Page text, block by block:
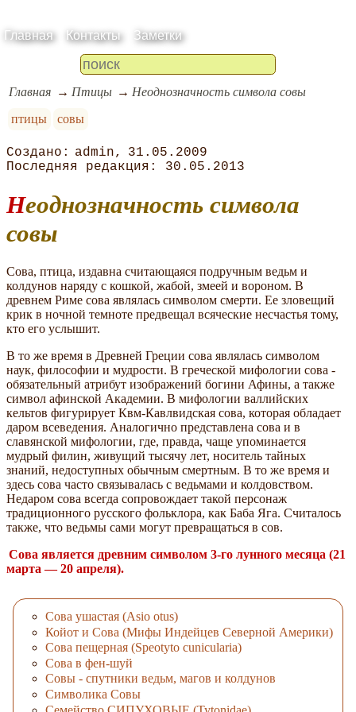
Главная Контакты Заметки
Главная Птицы
Неоднозначность символа совы
птицы
совы
admin
31.05.2009
30.05.2013
Неоднозначность символа
совы
Сова, птица, издавна считающаяся подручным ведьм и
колдунов наряду с кошкой, жабой, змеей и вороном. В
древнем Риме сова являлась символом смерти. Ее зловещий
крик в ночной темноте предвещал всяческие несчастья тому,
кто его услышит.
В то же время в Древней Греции сова являлась символом
наук, философии и мудрости. В греческой мифологии сова -
обязательный атрибут изображений богини Афины, а также
символ афинской Академии. В мифологии валлийских
кельтов фигурирует Квм-Кавлвидская сова, которая обладает
даром всеведения. Аналогично представлена сова и в
славянской мифологии, где, правда, чаще упоминается
мудрый филин, живущий тысячу лет, носитель тайных
знаний, недоступных обычным смертным. В то же время и
здесь сова часто связывалась с ведьмами и колдовством.
Недаром сова всегда сопровождает такой персонаж
традиционного русского фольклора, как Баба Яга. Считалось
также, что ведьмы сами могут превращаться в сов.
Сова является древним символом 3-го лунного месяца (21
марта — 20 апреля).
Сова ушастая (Asio otus)
Койот и Сова (Мифы Индейцев Северной Америки)
Сова пещерная (Speotyto cunicularia)
Сова в фен-шуй
Совы - спутники ведьм, магов и колдунов
Символика Совы